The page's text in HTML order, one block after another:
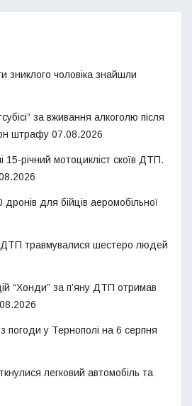
зниклого чоловіка знайшли
за вживання алкоголю після
штрафу 07.08.2026
15-річний мотоцикліст скоїв ДТП.
для бійців аеромобільної
ДТП травмувалися шестеро людей
“Хонди” за п’яну ДТП отримав
погоди у Тернополі на 6 серпня
легковий автомобіль та